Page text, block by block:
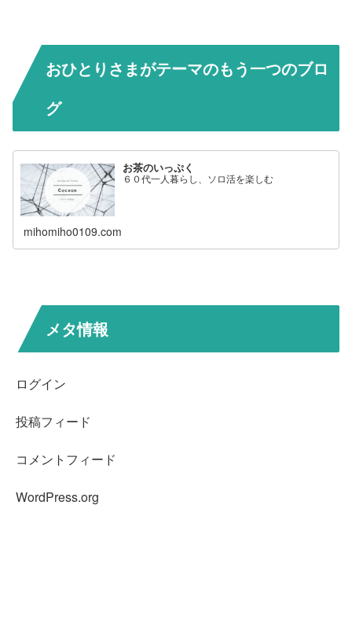
おひとりさまがテーマのもう一つのブロ
グ
お茶のいっぷく
６０代一人暮らし、ソロ活を楽しむ
mihomiho0109.com
メタ情報
ログイン
投稿フィード
コメントフィード
WordPress.org